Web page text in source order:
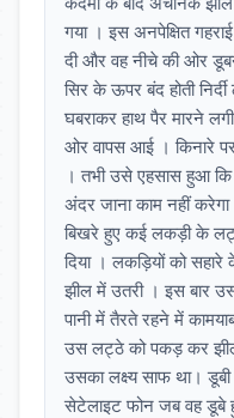
गया । इस अनपेक्षित
दी और वह नीचे की ओर
सिर के ऊपर बंद होती
घबराकर हाथ पैर मारने
ओर वापस आई । किनारे पर
। तभी उसे एहसास हुआ
अंदर जाना काम नहीं
बिखरे हुए कई लकड़ी के
दिया । लकड़ियों को
झील में उतरी । इस बार
पानी में तैरते रहने में
उस लट्ठे को पकड़ कर
उसका लक्ष्य साफ था।
सेटेलाइट फोन जब वह